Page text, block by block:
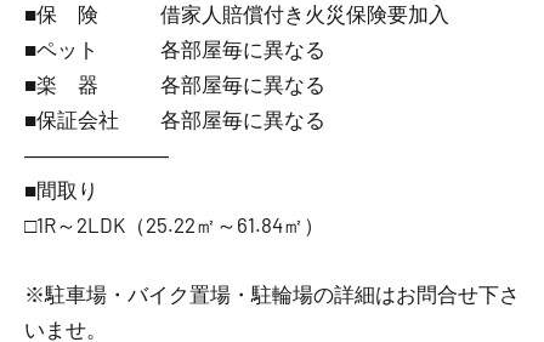
■保 険 借家人賠償付き火災保険要加入
■ペット 各部屋毎に異なる
■楽 器 各部屋毎に異なる
■保証会社 各部屋毎に異なる
―――――――
■間取り
□1R～2LDK（25.22㎡～61.84㎡）
※駐車場・バイク置場・駐輪場の詳細はお問合せ下さ
いませ。